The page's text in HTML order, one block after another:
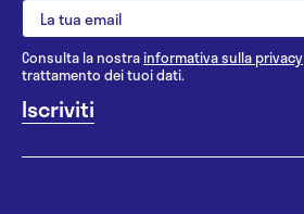
Consulta la nostrainformativa sulla privacy
trattamento dei tuoi dati.